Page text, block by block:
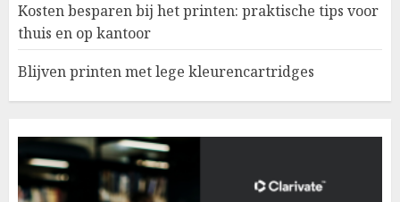
Kosten besparen bij het printen: praktische tips voor
thuis en op kantoor
Blijven printen met lege kleurencartridges